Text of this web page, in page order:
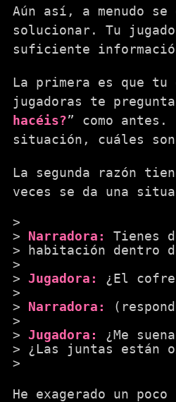
Aún así, a menudo
solucionar. Tu
suficiente
La primera es que
jugadoras te
hacéis?” como
situación, cuáles
La segunda razón
veces se da una
Narradora:
Tienes
habitación dentro
Jugadora:
¿El cofre
Narradora:
Jugadora:
¿Me
¿Las juntas están
He exagerado un